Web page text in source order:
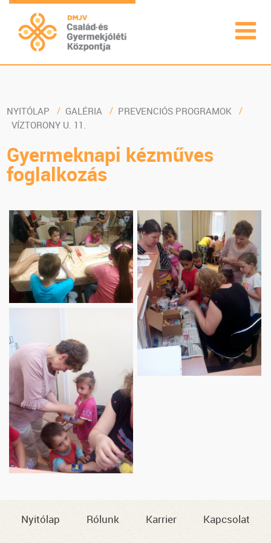
NYITÓLAP GALÉRIA
PREVENCIÓS PROGRAMOK
VÍZTORONY U. 11.
Gyermeknapi kézműves
foglalkozás
Nyitólap Rólunk Karrier Kapcsolat